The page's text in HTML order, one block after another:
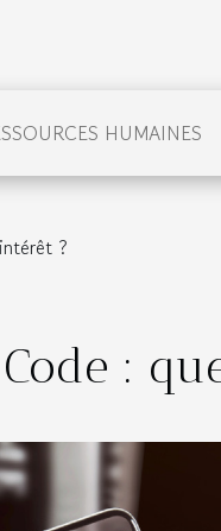
HUMAINES
?
: